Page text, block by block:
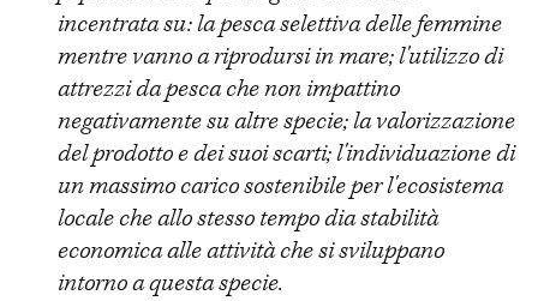
incentrata su: la pesca selettiva delle femmine
mentre vanno a riprodursi in mare; l'utilizzo di
attrezzi da pesca che non impattino
negativamente su altre specie; la valorizzazione
del prodotto e dei suoi scarti; l'individuazione di
un massimo carico sostenibile per l'ecosistema
locale che allo stesso tempo dia stabilità
economica alle attività che si sviluppano
intorno a questa specie.